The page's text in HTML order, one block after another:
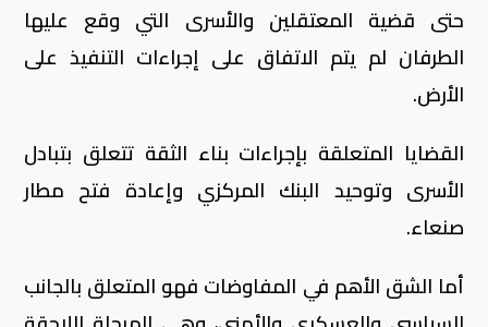
حتى قضية المعتقلين والأسرى التي وقع عليها
الطرفان لم يتم الاتفاق على إجراءات التنفيذ على
الأرض.
القضايا المتعلقة بإجراءات بناء الثقة تتعلق بتبادل
الأسرى وتوحيد البنك المركزي وإعادة فتح مطار
صنعاء.
أما الشق الأهم في المفاوضات فهو المتعلق بالجانب